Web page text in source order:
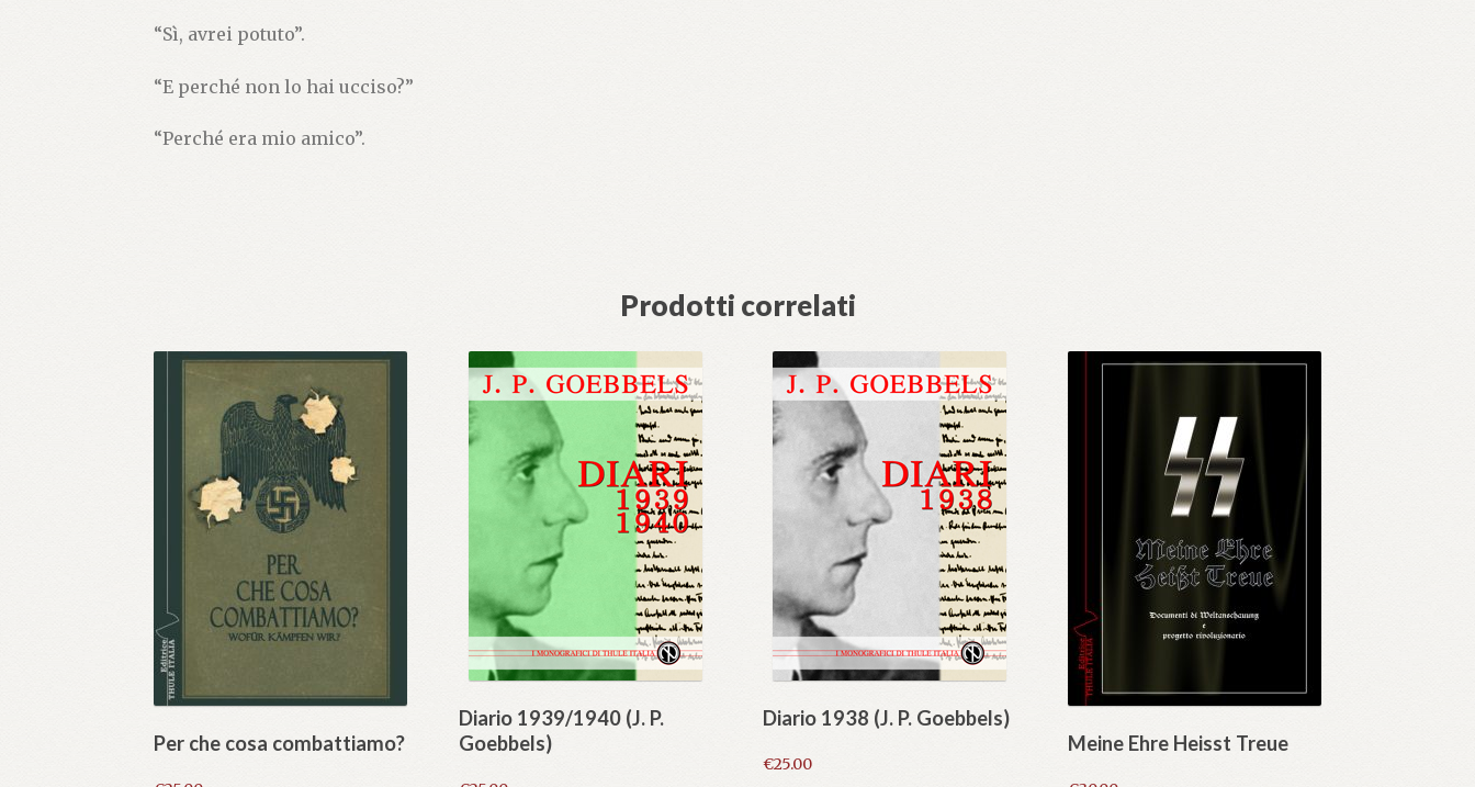
“Sì, avrei potuto”.
“E perché non lo hai ucciso?”
“Perché era mio amico”.
Prodotti correlati
Per che cosa combattiamo?
Diario 1939/1940 (J. P.
Goebbels)
Diario 1938 (J. P. Goebbels)
€25.00
Meine Ehre Heisst Treue